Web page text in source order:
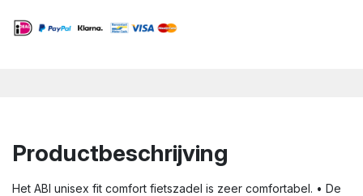
Productbeschrijving
Het ABI unisex fit comfort fietszadel is zeer comfortabel. • De